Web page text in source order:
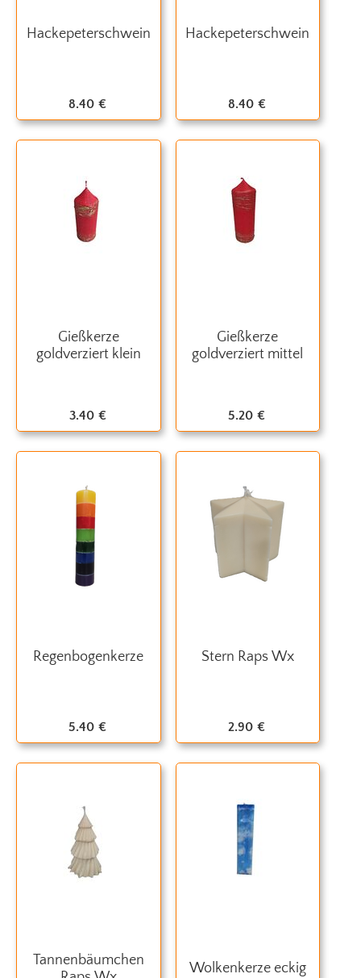
Hackepeterschwein
8.40 €
Hackepeterschwein
8.40 €
Gießkerze
goldverziert klein
3.40 €
Gießkerze
goldverziert mittel
5.20 €
Regenbogenkerze
5.40 €
Stern Raps Wx
2.90 €
Tannenbäumchen
Wolkenkerze eckig